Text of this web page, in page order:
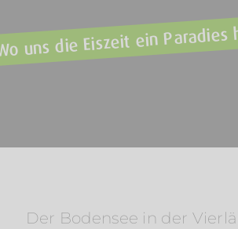
uns die Eiszeit ein
Der Bodensee in der